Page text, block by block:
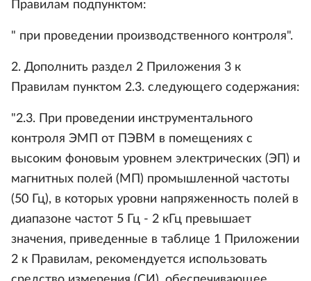
Правилам подпунктом:
" при проведении производственного контроля".
2. Дополнить раздел 2 Приложения 3 к
Правилам пунктом 2.3. следующего содержания:
"2.3. При проведении инструментального
контроля ЭМП от ПЭВМ в помещениях с
высоким фоновым уровнем электрических (ЭП) и
магнитных полей (МП) промышленной частоты
(50 Гц), в которых уровни напряженность полей в
диапазоне частот 5 Гц - 2 кГц превышает
значения, приведенные в таблице 1 Приложении
2 к Правилам, рекомендуется использовать